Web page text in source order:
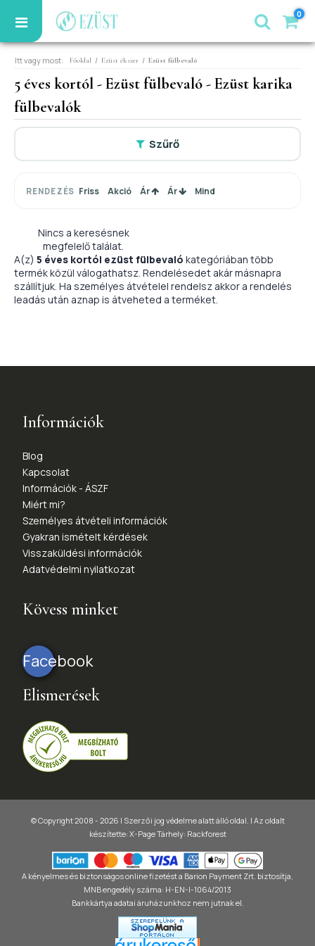
0
Itt vagy most: Főoldal / Ezüst ékszer / Ezüst fülbevaló
5 éves kortól - Ezüst fülbevaló - Ezüst karika
fülbevalók
Szűrő
RENDEZÉS Friss Akció Ár Ár Mind
Nincs a keresésnek
megfelelő találat.
A(z) 5 éves kortól ezüst fülbevaló kategóriában több
termék közül válogathatsz. Rendelésedet akár másnapra
szállítjuk. Ha személyes átvételel rendelsz akkor a rendelés
leadás után aznap is átveheted a terméket.
Információk
Blog
Kapcsolat
Információk - ÁSZF
Miért mi?
Személyes átvételi információk
Gyakran ismételt kérdések
Visszaküldési információk
Adatvédelmi nyilatkozat
Kövess minket
Facebook
Elismerések
© Copyright 2008 - 2026 | Szerzői jog védelme alatt álló oldal. | Az oldalt
készítette: X-PageTárhely: Rackforest
A kényelmes és biztonságos online fizetést a Barion Payment Zrt. biztosítja,
MNB engedély száma: H-EN-I-1064/2013
Bankkártya adatai áruházunkhoz nem jutnak el.